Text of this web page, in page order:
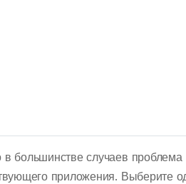
большинстве случаев проблема
приложения. Выберите